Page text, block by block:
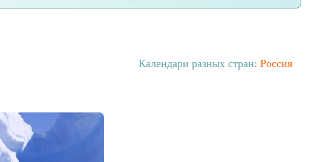
Календари разных стран: Россия